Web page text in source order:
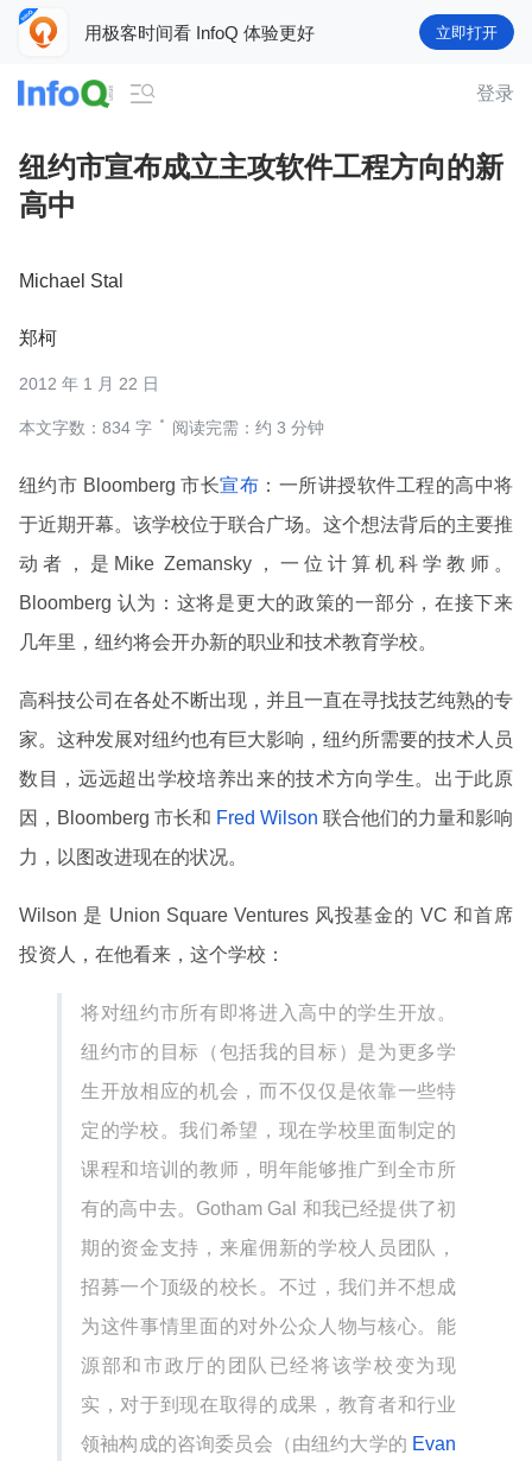
用极客时间看 InfoQ 体验更好 立即打开
 登录
纽约市宣布成立主攻软件工程方向的新
高中
Michael Stal
郑柯
2012 年 1 月 22 日
本文字数：834 字 阅读完需：约 3 分钟
纽约市 Bloomberg 市长宣布 ：一所讲授软件工程的高中将
于近期开幕。该学校位于联合广场。这个想法背后的主要推
动者，是Mike Zemansky，一位计算机科学教师。
Bloomberg 认为：这将是更大的政策的一部分，在接下来
几年里，纽约将会开办新的职业和技术教育学校。
高科技公司在各处不断出现，并且一直在寻找技艺纯熟的专
家。这种发展对纽约也有巨大影响，纽约所需要的技术人员
数目，远远超出学校培养出来的技术方向学生。出于此原
因，Bloomberg 市长和 Fred Wilson 联合他们的力量和影响
力，以图改进现在的状况。
Wilson 是 Union Square Ventures 风投基金的 VC 和首席
投资人，在他看来，这个学校：
将对纽约市所有即将进入高中的学生开放。
纽约市的目标（包括我的目标）是为更多学
生开放相应的机会，而不仅仅是依靠一些特
定的学校。我们希望，现在学校里面制定的
课程和培训的教师，明年能够推广到全市所
有的高中去。Gotham Gal 和我已经提供了初
期的资金支持，来雇佣新的学校人员团队，
招募一个顶级的校长。不过，我们并不想成
为这件事情里面的对外公众人物与核心。能
源部和市政厅的团队已经将该学校变为现
实，对于到现在取得的成果，教育者和行业
领袖构成的咨询委员会（由纽约大学的 Evan